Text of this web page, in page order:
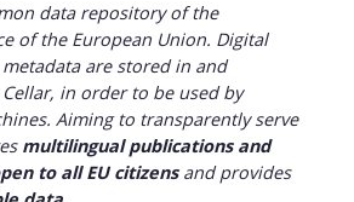
data repository of the
of the European Union. Digital
are stored in and
in order to be used by
Aiming to transparently serve
multilingual publications and
to all EU citizensand provides